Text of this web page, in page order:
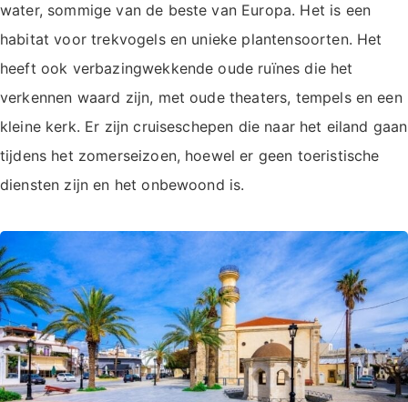
water, sommige van de beste van Europa. Het is een
habitat voor trekvogels en unieke plantensoorten. Het
heeft ook verbazingwekkende oude ruïnes die het
verkennen waard zijn, met oude theaters, tempels en een
kleine kerk. Er zijn cruiseschepen die naar het eiland gaan
tijdens het zomerseizoen, hoewel er geen toeristische
diensten zijn en het onbewoond is.